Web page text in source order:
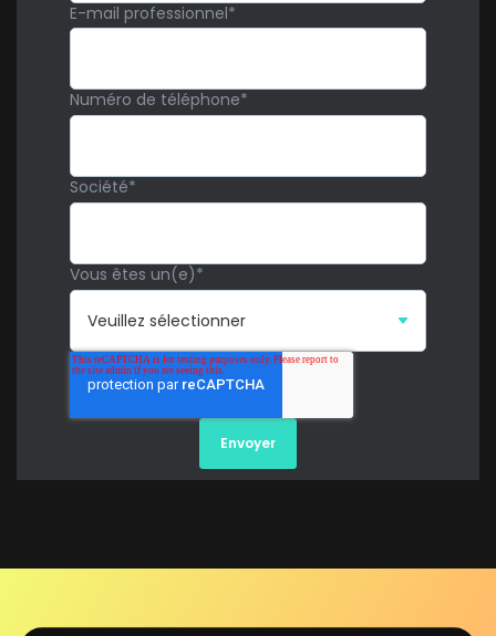
E-mail professionnel*
Numéro de téléphone*
Société*
Vous êtes un(e)*